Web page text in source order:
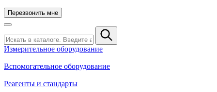
Перезвонить мне
Измерительное оборудование
Вспомогательное оборудование
Реагенты и стандарты